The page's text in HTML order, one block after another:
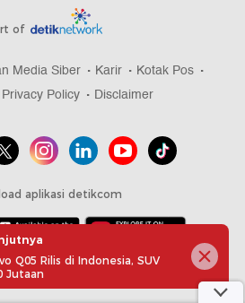
of
Media Siber Karir
Kotak Pos
Privacy Policy Disclaimer
aplikasi detikcom
detikcom, All right reserved
Q05 Rilis di Indonesia, SUV
Jutaan